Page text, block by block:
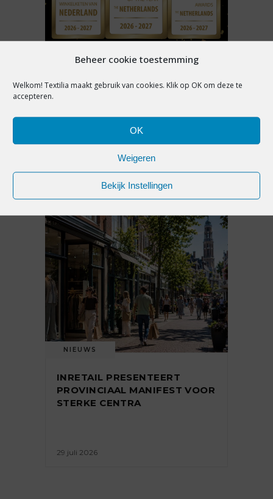
Beheer cookie toestemming
Welkom! Textilia maakt gebruik van cookies. Klik op OK om deze te
accepteren.
OK
Weigeren
Bekijk Instellingen
2027 BEKEND: WIE PAKT DE
MODEPRIJZEN?
NIEUWS
INRETAIL PRESENTEERT
PROVINCIAAL MANIFEST VOOR
STERKE CENTRA
29 juli 2026